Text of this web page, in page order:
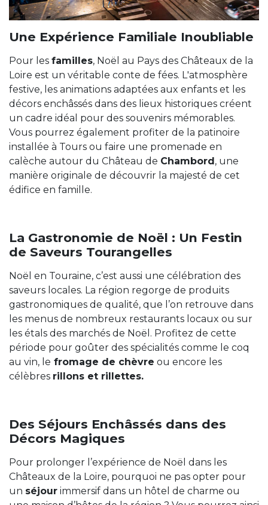
Une Expérience Familiale Inoubliable
Pour les familles, Noël au Pays des Châteaux de la
Loire est un véritable conte de fées. L'atmosphère
festive, les animations adaptées aux enfants et les
décors enchâssés dans des lieux historiques créent
un cadre idéal pour des souvenirs mémorables.
Vous pourrez également profiter de la patinoire
installée à Tours ou faire une promenade en
calèche autour du Château de Chambord, une
manière originale de découvrir la majesté de cet
édifice en famille.
La Gastronomie de Noël : Un Festin
de Saveurs Tourangelles
Noël en Touraine, c’est aussi une célébration des
saveurs locales. La région regorge de produits
gastronomiques de qualité, que l’on retrouve dans
les menus de nombreux restaurants locaux ou sur
les étals des marchés de Noël. Profitez de cette
période pour goûter des spécialités comme le coq
au vin, le fromage de chèvre ou encore les
célèbres rillons et rillettes.
Des Séjours Enchâssés dans des
Décors Magiques
Pour prolonger l’expérience de Noël dans les
Châteaux de la Loire, pourquoi ne pas opter pour
un séjour immersif dans un hôtel de charme ou